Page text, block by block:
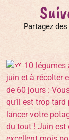
Partagez